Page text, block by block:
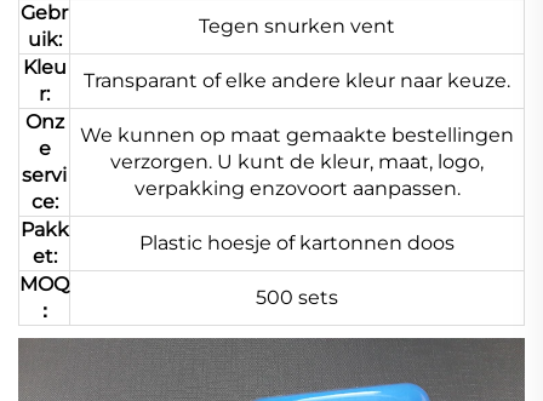
Gebr
uik:
Tegen snurken vent
Kleu
r:
Transparant of elke andere kleur naar keuze.
Onz
e
servi
ce:
We kunnen op maat gemaakte bestellingen
verzorgen. U kunt de kleur, maat, logo,
verpakking enzovoort aanpassen.
Pakk
et:
Plastic hoesje of kartonnen doos
MOQ
：
500 sets